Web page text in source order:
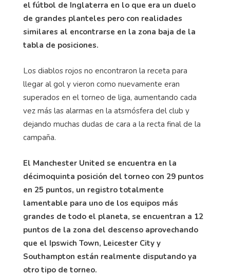
el fútbol de Inglaterra en lo que era un duelo
de grandes planteles pero con realidades
similares al encontrarse en la zona baja de la
tabla de posiciones.
Los diablos rojos no encontraron la receta para
llegar al gol y vieron como nuevamente eran
superados en el torneo de liga, aumentando cada
vez más las alarmas en la atsmósfera del club y
dejando muchas dudas de cara a la recta final de la
campaña.
El Manchester United se encuentra en la
décimoquinta posición del torneo con 29 puntos
en 25 puntos, un registro totalmente
lamentable para uno de los equipos más
grandes de todo el planeta, se encuentran a 12
puntos de la zona del descenso aprovechando
que el Ipswich Town, Leicester City y
Southampton están realmente disputando ya
otro tipo de torneo.